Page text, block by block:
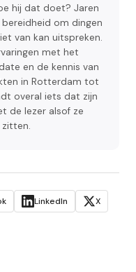
hij dat doet? Jaren
om dingen
van kan uitspreken.
met het
en de kennis van
in Rotterdam tot
overal iets dat zijn
de lezer alsof ze
LinkedIn
X